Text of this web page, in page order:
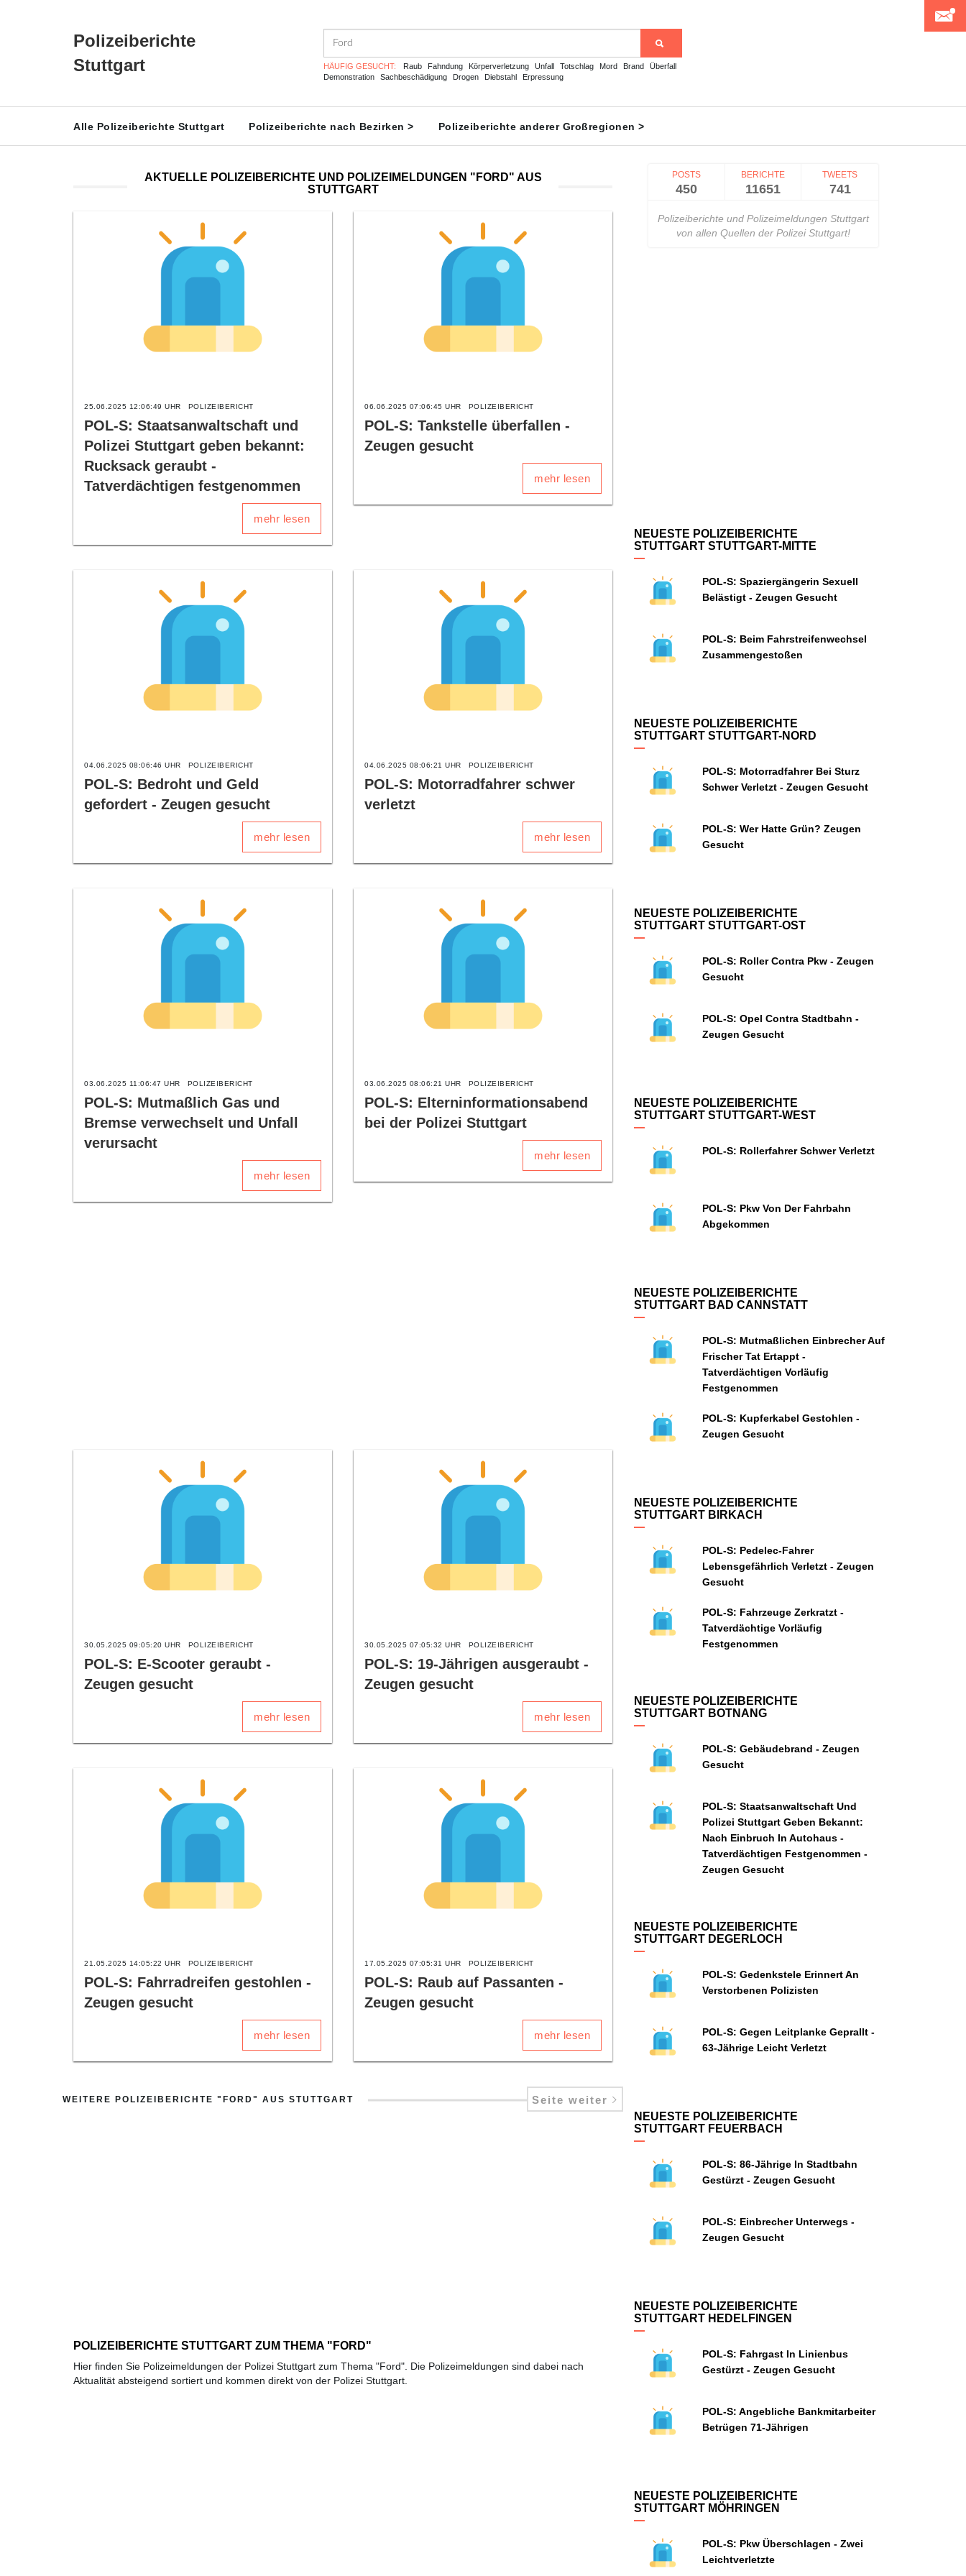
Polizeiberichte
Stuttgart
HÄUFIG GESUCHT: Raub Fahndung Körperverletzung Unfall Totschlag Mord Brand
Überfall
Demonstration
Sachbeschädigung Drogen Diebstahl Erpressung
Alle Polizeiberichte Stuttgart Polizeiberichte nach Bezirken > Polizeiberichte anderer Großregionen >
AKTUELLE POLIZEIBERICHTE UND POLIZEIMELDUNGEN "FORD" AUS
STUTTGART
25.06.2025 12:06:49 UHR POLIZEIBERICHT
POL-S: Staatsanwaltschaft und
Polizei Stuttgart geben bekannt:
Rucksack geraubt -
Tatverdächtigen festgenommen
mehr lesen
06.06.2025 07:06:45 UHR POLIZEIBERICHT
POL-S: Tankstelle überfallen -
Zeugen gesucht
mehr lesen
04.06.2025 08:06:46 UHR POLIZEIBERICHT
POL-S: Bedroht und Geld
gefordert - Zeugen gesucht
mehr lesen
04.06.2025 08:06:21 UHR POLIZEIBERICHT
POL-S: Motorradfahrer schwer
verletzt
mehr lesen
03.06.2025 11:06:47 UHR POLIZEIBERICHT
POL-S: Mutmaßlich Gas und
Bremse verwechselt und Unfall
verursacht
mehr lesen
03.06.2025 08:06:21 UHR POLIZEIBERICHT
POL-S: Elterninformationsabend
bei der Polizei Stuttgart
mehr lesen
30.05.2025 09:05:20 UHR POLIZEIBERICHT
POL-S: E-Scooter geraubt -
Zeugen gesucht
mehr lesen
30.05.2025 07:05:32 UHR POLIZEIBERICHT
POL-S: 19-Jährigen ausgeraubt -
Zeugen gesucht
mehr lesen
21.05.2025 14:05:22 UHR POLIZEIBERICHT
POL-S: Fahrradreifen gestohlen -
Zeugen gesucht
mehr lesen
17.05.2025 07:05:31 UHR POLIZEIBERICHT
POL-S: Raub auf Passanten -
Zeugen gesucht
mehr lesen
WEITERE POLIZEIBERICHTE "FORD" AUS STUTTGART Seite weiter
POLIZEIBERICHTE STUTTGART ZUM THEMA "FORD"
Hier finden Sie Polizeimeldungen der Polizei Stuttgart zum Thema "Ford". Die Polizeimeldungen sind dabei nach
Aktualität absteigend sortiert und kommen direkt von der Polizei Stuttgart.
POSTS
450
BERICHTE
11651
TWEETS
741
Polizeiberichte und Polizeimeldungen Stuttgart
von allen Quellen der Polizei Stuttgart!
NEUESTE POLIZEIBERICHTE
STUTTGART STUTTGART-MITTE
POL-S: Spaziergängerin Sexuell
Belästigt - Zeugen Gesucht
POL-S: Beim Fahrstreifenwechsel
Zusammengestoßen
NEUESTE POLIZEIBERICHTE
STUTTGART STUTTGART-NORD
POL-S: Motorradfahrer Bei Sturz
Schwer Verletzt - Zeugen Gesucht
POL-S: Wer Hatte Grün? Zeugen
Gesucht
NEUESTE POLIZEIBERICHTE
STUTTGART STUTTGART-OST
POL-S: Roller Contra Pkw - Zeugen
Gesucht
POL-S: Opel Contra Stadtbahn -
Zeugen Gesucht
NEUESTE POLIZEIBERICHTE
STUTTGART STUTTGART-WEST
POL-S: Rollerfahrer Schwer Verletzt
POL-S: Pkw Von Der Fahrbahn
Abgekommen
NEUESTE POLIZEIBERICHTE
STUTTGART BAD CANNSTATT
POL-S: Mutmaßlichen Einbrecher Auf
Frischer Tat Ertappt -
Tatverdächtigen Vorläufig
Festgenommen
POL-S: Kupferkabel Gestohlen -
Zeugen Gesucht
NEUESTE POLIZEIBERICHTE
STUTTGART BIRKACH
POL-S: Pedelec-Fahrer
Lebensgefährlich Verletzt - Zeugen
Gesucht
POL-S: Fahrzeuge Zerkratzt -
Tatverdächtige Vorläufig
Festgenommen
NEUESTE POLIZEIBERICHTE
STUTTGART BOTNANG
POL-S: Gebäudebrand - Zeugen
Gesucht
POL-S: Staatsanwaltschaft Und
Polizei Stuttgart Geben Bekannt:
Nach Einbruch In Autohaus -
Tatverdächtigen Festgenommen -
Zeugen Gesucht
NEUESTE POLIZEIBERICHTE
STUTTGART DEGERLOCH
POL-S: Gedenkstele Erinnert An
Verstorbenen Polizisten
POL-S: Gegen Leitplanke Geprallt -
63-Jährige Leicht Verletzt
NEUESTE POLIZEIBERICHTE
STUTTGART FEUERBACH
POL-S: 86-Jährige In Stadtbahn
Gestürzt - Zeugen Gesucht
POL-S: Einbrecher Unterwegs -
Zeugen Gesucht
NEUESTE POLIZEIBERICHTE
STUTTGART HEDELFINGEN
POL-S: Fahrgast In Linienbus
Gestürzt - Zeugen Gesucht
POL-S: Angebliche Bankmitarbeiter
Betrügen 71-Jährigen
NEUESTE POLIZEIBERICHTE
STUTTGART MÖHRINGEN
POL-S: Pkw Überschlagen - Zwei
Leichtverletzte